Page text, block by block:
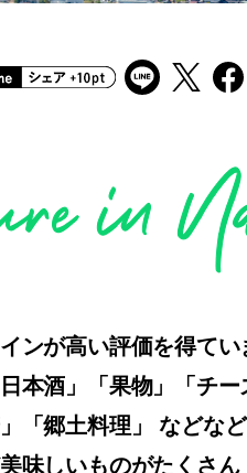
ンが高い評価を得てい
本酒」「果物」「チー
「郷土料理」
などな
味しいものがたくさん